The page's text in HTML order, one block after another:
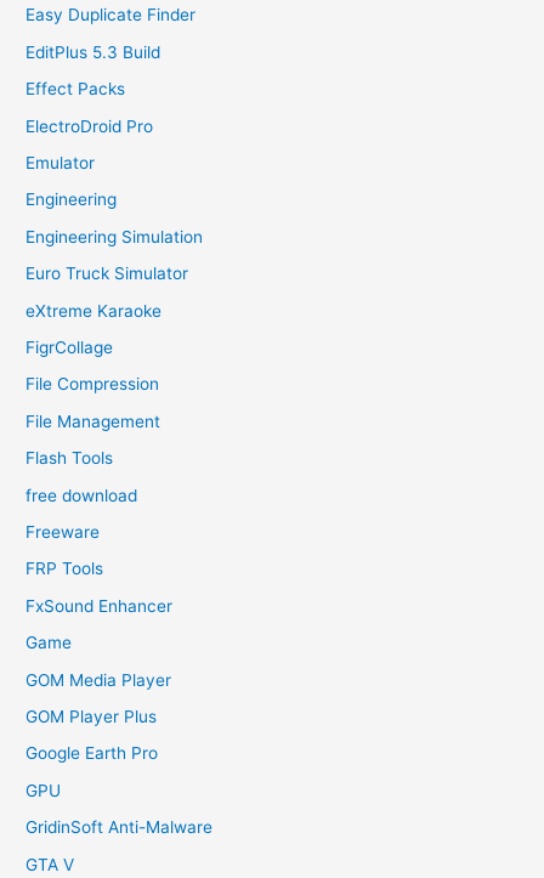
Easy Duplicate Finder
EditPlus 5.3 Build
Effect Packs
ElectroDroid Pro
Emulator
Engineering
Engineering Simulation
Euro Truck Simulator
eXtreme Karaoke
FigrCollage
File Compression
File Management
Flash Tools
free download
Freeware
FRP Tools
FxSound Enhancer
Game
GOM Media Player
GOM Player Plus
Google Earth Pro
GPU
GridinSoft Anti-Malware
GTA V